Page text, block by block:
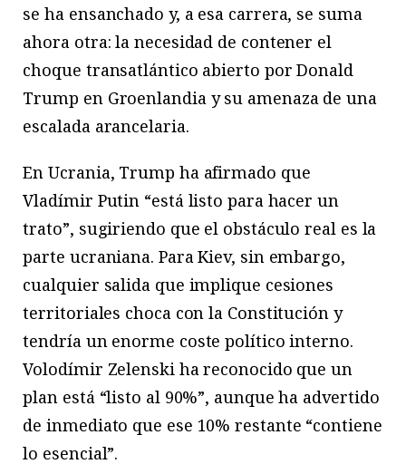
se ha ensanchado y, a esa carrera, se suma
ahora otra: la necesidad de contener el
choque transatlántico abierto por Donald
Trump en Groenlandia y su amenaza de una
escalada arancelaria.
En Ucrania, Trump ha afirmado que
Vladímir Putin “está listo para hacer un
trato”, sugiriendo que el obstáculo real es la
parte ucraniana. Para Kiev, sin embargo,
cualquier salida que implique cesiones
territoriales choca con la Constitución y
tendría un enorme coste político interno.
Volodímir Zelenski ha reconocido que un
plan está “listo al 90%”, aunque ha advertido
de inmediato que ese 10% restante “contiene
lo esencial”.